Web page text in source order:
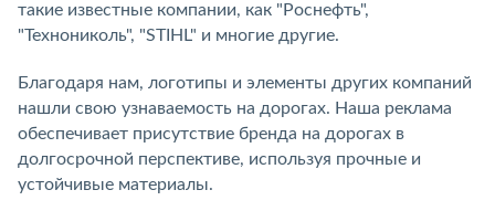
такие известные компании, как "Роснефть",
"Технониколь", "STIHL" и многие другие.
Благодаря нам, логотипы и элементы других компаний
нашли свою узнаваемость на дорогах. Наша реклама
обеспечивает присутствие бренда на дорогах в
долгосрочной перспективе, используя прочные и
устойчивые материалы.